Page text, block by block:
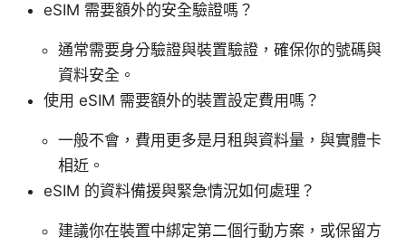
eSIM 需要額外的安全驗證嗎？
通常需要身分驗證與裝置驗證，確保你的號碼與
資料安全。
使用 eSIM 需要額外的裝置設定費用嗎？
一般不會，費用更多是月租與資料量，與實體卡
相近。
eSIM 的資料備援與緊急情況如何處理？
建議你在裝置中綁定第二個行動方案，或保留方